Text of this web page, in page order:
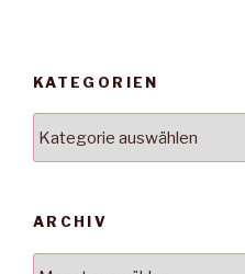
KATEGORIEN
ARCHIV